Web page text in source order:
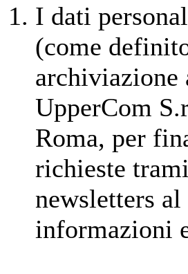
I dati
(come
archiviazione
UpperCom
Roma, per
richieste
newsletters
informazioni